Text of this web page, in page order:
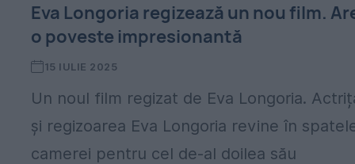
Eva Longoria regizează un nou film.
o poveste impresionantă
15 IULIE 2025
Un noul film regizat de Eva Longoria.
și regizoarea Eva Longoria revine în
camerei pentru cel de-al doilea său